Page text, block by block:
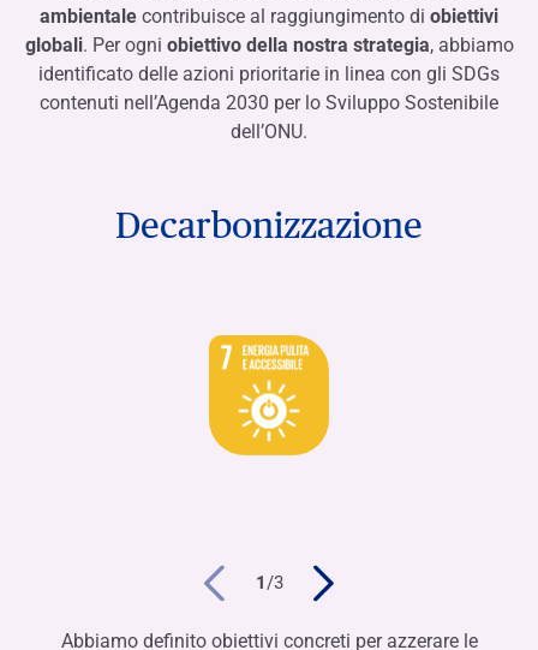
ambientale contribuisce al raggiungimento di obiettivi
globali. Per ogni obiettivo della nostra strategia, abbiamo
identificato delle azioni prioritarie in linea con gli SDGs
contenuti nell’Agenda 2030 per lo Sviluppo Sostenibile
dell’ONU.
Decarbonizzazione
1/3
Abbiamo definito obiettivi concreti per azzerare le